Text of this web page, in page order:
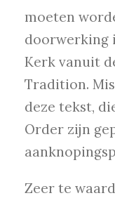
moeten
doorwerking
Kerk vanuit
Tradition.
deze tekst,
Order zijn
Zeer te